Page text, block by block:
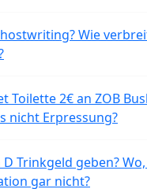
Wie
Toilette 2€ an ZOB
nicht Erpressung?
Trinkgeld geben?
gar nicht?